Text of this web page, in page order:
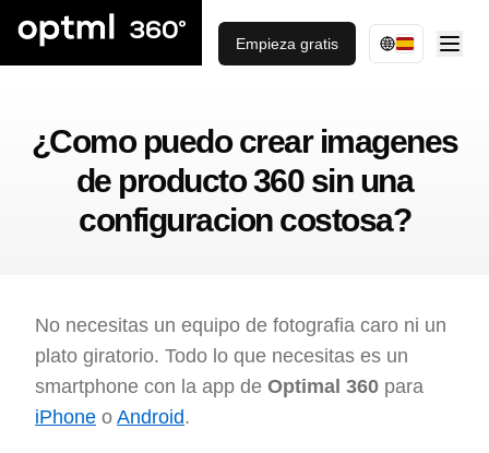
Empieza gratis
¿Como puedo crear imagenes
de producto 360 sin una
configuracion costosa?
No necesitas un equipo de fotografia caro ni un
plato giratorio. Todo lo que necesitas es un
smartphone con la app de Optimal 360 para
iPhone o Android.